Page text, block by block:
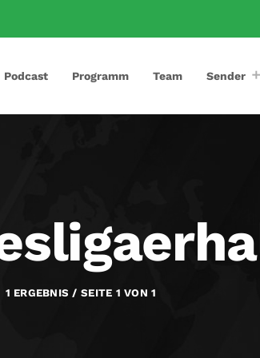
Podcast Programm Team Sender
1 ERGEBNIS / SEITE 1 VON 1